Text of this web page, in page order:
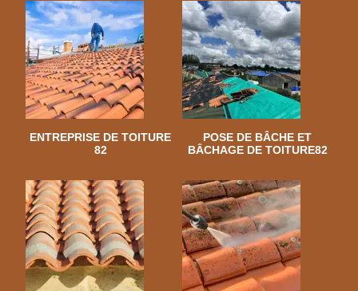
ENTREPRISE DE TOITURE
82
POSE DE BÂCHE ET
BÂCHAGE DE TOITURE82